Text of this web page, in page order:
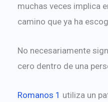
muchas veces implica
camino que ya ha
No necesariamente
cero dentro de una
Romanos 1 utiliza un